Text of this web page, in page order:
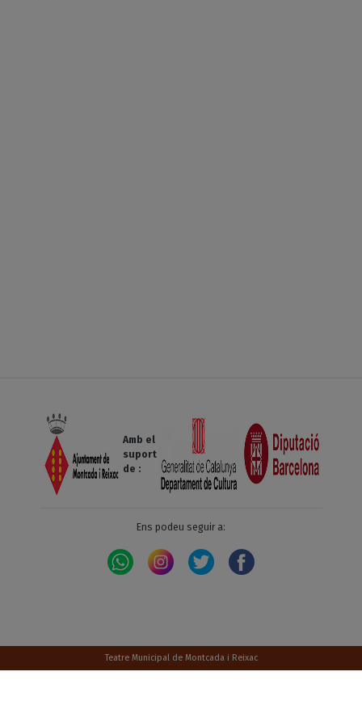
Amb el
suport
de :
Ens podeu seguir a:
Teatre Municipal de Montcada i Reixac